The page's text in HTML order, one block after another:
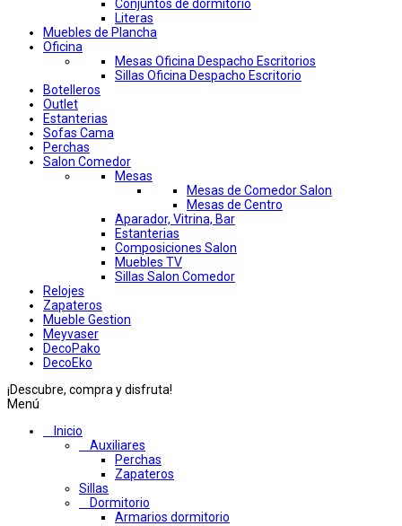
Conjuntos de dormitorio
Literas
Muebles de Plancha
Oficina
Mesas Oficina Despacho Escritorios
Sillas Oficina Despacho Escritorio
Botelleros
Outlet
Estanterias
Sofas Cama
Perchas
Salon Comedor
Mesas
Mesas de Comedor Salon
Mesas de Centro
Aparador, Vitrina, Bar
Estanterias
Composiciones Salon
Muebles TV
Sillas Salon Comedor
Relojes
Zapateros
Mueble Gestion
Meyvaser
DecoPako
DecoEko
¡Descubre, compra y disfruta!
Menú
Inicio
Auxiliares
Perchas
Zapateros
Sillas
Dormitorio
Armarios dormitorio